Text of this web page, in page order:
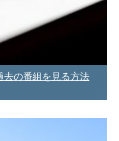
去の番組を見る方法